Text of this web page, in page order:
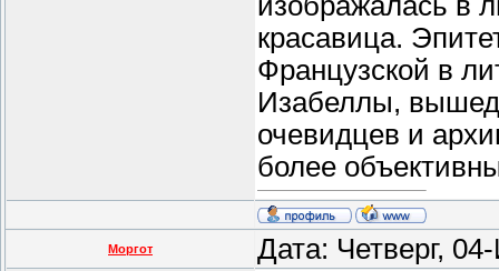
красавица.
Французской в
Изабеллы,
очевидцев и
более
Моргот Дата: Четверг,